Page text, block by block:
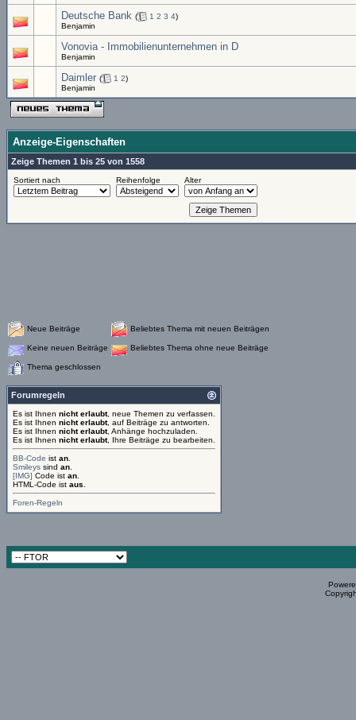
Deutsche Bank ( 1 2 3 4)
Benjamin
Vonovia - Immobilienunternehmen in D
Benjamin
Daimler ( 1 2)
Benjamin
Anzeige-Eigenschaften
Zeige Themen 1 bis 25 von 1558
Sortiert nach Reihenfolge Alter
Neue Beiträge Beliebtes Thema mit neuen Beiträgen
Keine neuen Beiträge Beliebtes Thema ohne neue Beiträge
Thema geschlossen
Forumregeln
Es ist Ihnen nicht erlaubt, neue Themen zu verfassen.
Es ist Ihnen nicht erlaubt, auf Beiträge zu antworten.
Es ist Ihnen nicht erlaubt, Anhänge hochzuladen.
Es ist Ihnen nicht erlaubt, Ihre Beiträge zu bearbeiten.
BB-Code ist an
Smileys sind an
[IMG] Code ist an
HTML-Code ist aus
Foren-Regeln